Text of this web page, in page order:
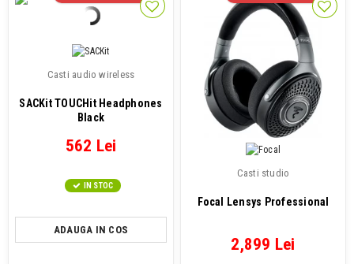
Casti audio wireless
SACKit TOUCHit Headphones
Black
562 Lei
IN STOC
ADAUGA IN COS
Casti studio
Focal Lensys Professional
2,899 Lei